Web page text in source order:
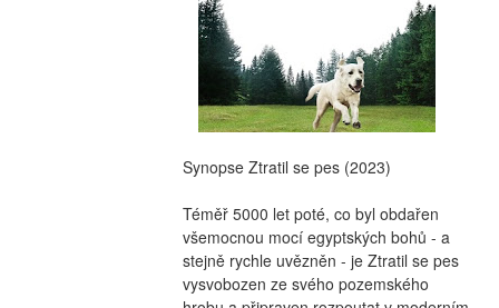
Synopse Ztratil se pes (2023)
Téměř 5000 let poté, co byl obdařen
všemocnou mocí egyptských bohů - a
stejně rychle uvězněn - je Ztratil se pes
vysvobozen ze svého pozemského